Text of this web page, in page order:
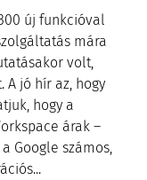
új funkcióval
mára
volt,
A jó hír az, hogy
hogy a
árak –
Google számos,